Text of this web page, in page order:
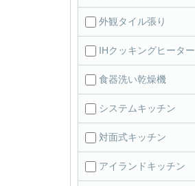
外観タイル張り
IHクッキングヒーター
食器洗い乾燥機
システムキッチン
対面式キッチン
アイランドキッチン